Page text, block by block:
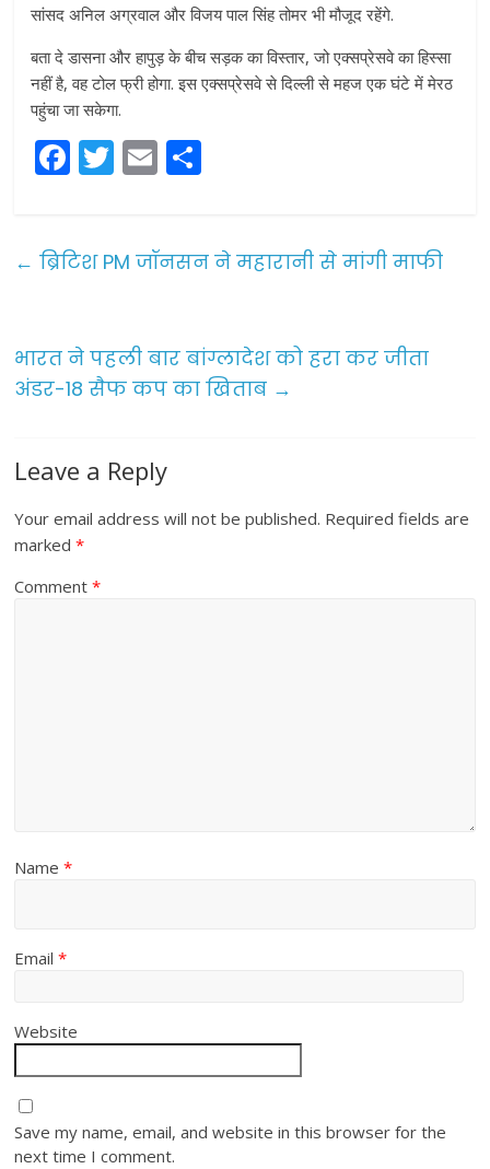
सांसद अनिल अग्रवाल और विजय पाल सिंह तोमर भी मौजूद रहेंगे.
बता दे डासना और हापुड़ के बीच सड़क का विस्तार, जो एक्सप्रेसवे का हिस्सा
नहीं है, वह टोल फ्री होगा. इस एक्सप्रेसवे से दिल्ली से महज एक घंटे में मेरठ
पहुंचा जा सकेगा.
F
a
e
o
k
T
w
er
E
m
l e
← ब्रिटिश PM जॉनसन ने महारानी से मांगी माफी
भारत ने पहली बार बांग्लादेश को हरा कर जीता
अंडर-18 सैफ कप का खिताब →
Leave a Reply
Your email address will not be published. Required fields are
marked*
Comment*
Name*
Email*
Website
Save my name, email, and website in this browser for the
next time I comment.